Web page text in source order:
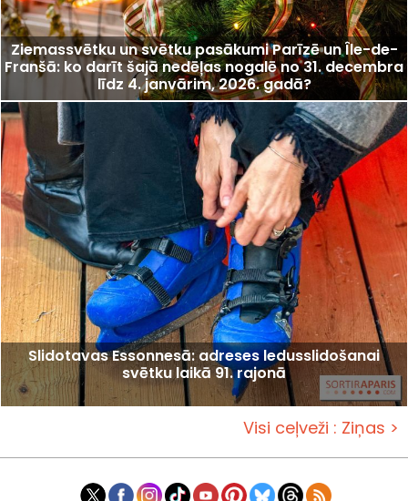
Ziemassvētku un svētku pasākumi Parīzē un Île-de-
Franšā: ko darīt šajā nedēļas nogalē no 31. decembra
līdz 4. janvārim, 2026. gadā?
Slidotavas Essonnesā: adreses ledusslidošanai
svētku laikā 91. rajonā
Visi ceļveži : Ziņas >